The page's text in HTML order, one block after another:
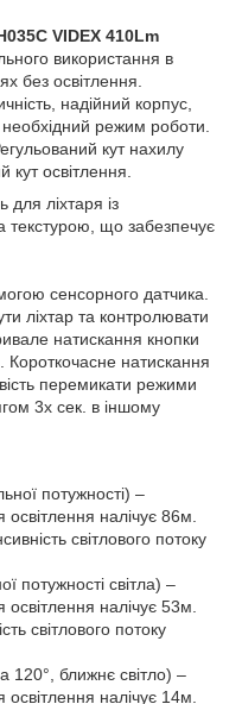
VIDEX 410Lm
використання в
без освітлення.
надійний корпус,
необхідний режим роботи.
кут нахилу
кут освітлення.
для ліхтаря із
текстурою, що забезпечує
сенсорного датчика.
ліхтар та контролювати
натискання кнопки
Короткочасне натискання
перемикати режими
3х сек. в іншому
потужності) –
освітлення налічує 86м.
світлового потоку
потужності світла) –
освітлення налічує 53м.
світлового потоку
120°, ближнє світло) –
освітлення налічує 14м.